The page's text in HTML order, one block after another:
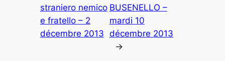
straniero nemico
e fratello – 2
décembre 2013
BUSENELLO –
mardi 10
décembre 2013
→